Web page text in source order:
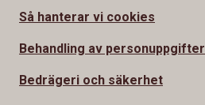
Så hanterar vi cookies
Behandling av personuppgifter
Bedrägeri och säkerhet